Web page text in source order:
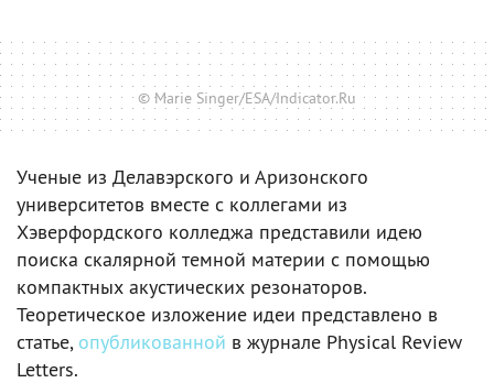
© Marie Singer/ESA/Indicator.Ru
Ученые из Делавэрского и Аризонского
университетов вместе с коллегами из
Хэверфордского колледжа представили идею
поиска скалярной темной материи с помощью
компактных акустических резонаторов.
Теоретическое изложение идеи представлено в
статье, опубликованной в журнале Physical Review
Letters.